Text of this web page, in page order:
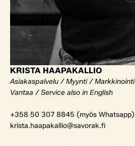
KRISTA HAAPAKALLIO
Asiakaspalvelu / Myynti / Markkinointi
Vantaa / Service also in English
+358 50 307 8845 (myös Whatsapp)
krista.haapakallio@savorak.fi